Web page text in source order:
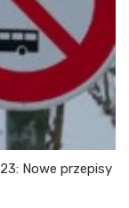
Nowe przepisy